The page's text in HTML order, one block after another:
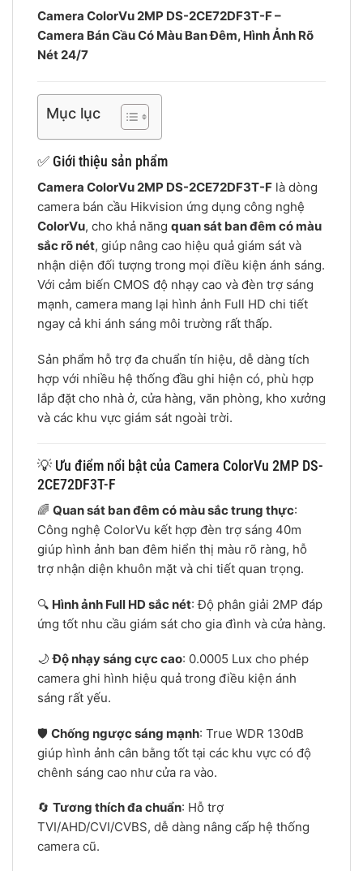
Camera ColorVu 2MP DS-2CE72DF3T-F –
Camera Bán Cầu Có Màu Ban Đêm, Hình Ảnh Rõ
Nét 24/7
Mục lục
✅ Giới thiệu sản phẩm
Camera ColorVu 2MP DS-2CE72DF3T-F là dòng
camera bán cầu Hikvision ứng dụng công nghệ
ColorVu, cho khả năng quan sát ban đêm có màu
sắc rõ nét, giúp nâng cao hiệu quả giám sát và
nhận diện đối tượng trong mọi điều kiện ánh sáng.
Với cảm biến CMOS độ nhạy cao và đèn trợ sáng
mạnh, camera mang lại hình ảnh Full HD chi tiết
ngay cả khi ánh sáng môi trường rất thấp.
Sản phẩm hỗ trợ đa chuẩn tín hiệu, dễ dàng tích
hợp với nhiều hệ thống đầu ghi hiện có, phù hợp
lắp đặt cho nhà ở, cửa hàng, văn phòng, kho xưởng
và các khu vực giám sát ngoài trời.
💡 Ưu điểm nổi bật của Camera ColorVu 2MP DS-
2CE72DF3T-F
🌈 Quan sát ban đêm có màu sắc trung thực:
Công nghệ ColorVu kết hợp đèn trợ sáng 40m
giúp hình ảnh ban đêm hiển thị màu rõ ràng, hỗ
trợ nhận diện khuôn mặt và chi tiết quan trọng.
🔍 Hình ảnh Full HD sắc nét: Độ phân giải 2MP đáp
ứng tốt nhu cầu giám sát cho gia đình và cửa hàng.
🌙Độ nhạy sáng cực cao: 0.0005 Lux cho phép
camera ghi hình hiệu quả trong điều kiện ánh
sáng rất yếu.
🛡️ Chống ngược sáng mạnh: True WDR 130dB
giúp hình ảnh cân bằng tốt tại các khu vực có độ
chênh sáng cao như cửa ra vào.
🔄 Tương thích đa chuẩn: Hỗ trợ
TVI/AHD/CVI/CVBS, dễ dàng nâng cấp hệ thống
camera cũ.